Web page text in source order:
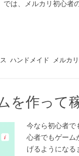
では、メルカリ初心者
ハンドメイド メルカリ
を作って
今なら初心者で
心者でもゲーム
げるようになる